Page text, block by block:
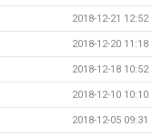
2018-12-21 12:52
2018-12-20 11:18
2018-12-18 10:52
2018-12-10 10:10
2018-12-05 09:31